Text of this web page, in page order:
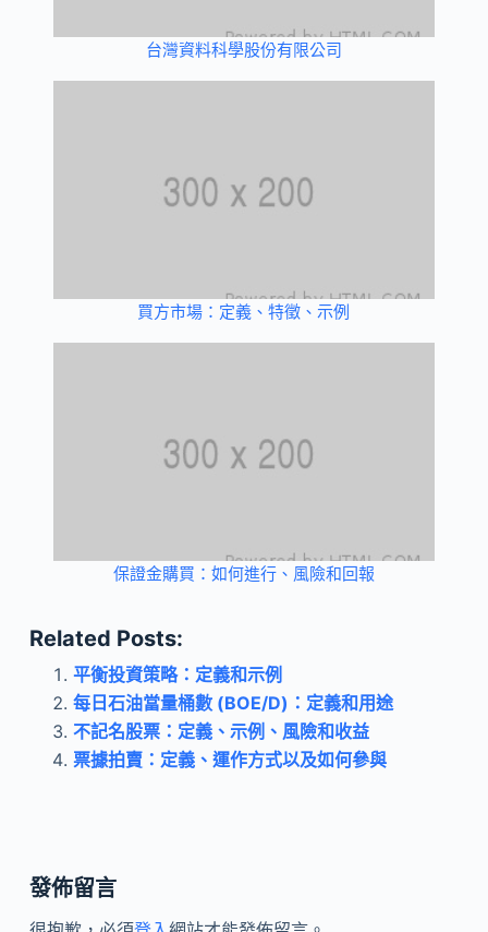
台灣資料科學股份有限公司
買方市場：定義、特徵、示例
保證金購買：如何進行、風險和回報
Related Posts:
平衡投資策略：定義和示例
每日石油當量桶數 (BOE/D)：定義和用途
不記名股票：定義、示例、風險和收益
票據拍賣：定義、運作方式以及如何參與
發佈留言